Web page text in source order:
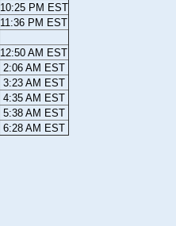
10:25 PM EST
11:36 PM EST
12:50 AM EST
2:06 AM EST
3:23 AM EST
4:35 AM EST
5:38 AM EST
6:28 AM EST